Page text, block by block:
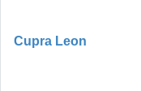
Cupra Leon